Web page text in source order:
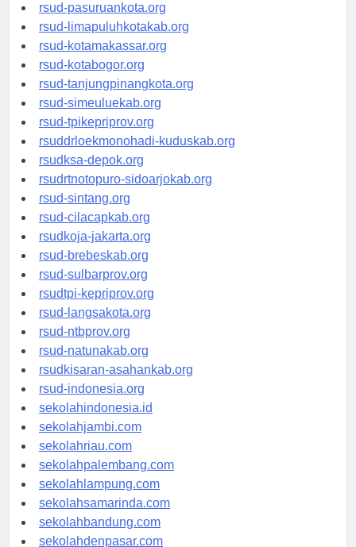
rsud-pasuruankota.org
rsud-limapuluhkotakab.org
rsud-kotamakassar.org
rsud-kotabogor.org
rsud-tanjungpinangkota.org
rsud-simeuluekab.org
rsud-tpikepriprov.org
rsuddrloekmonohadi-kuduskab.org
rsudksa-depok.org
rsudrtnotopuro-sidoarjokab.org
rsud-sintang.org
rsud-cilacapkab.org
rsudkoja-jakarta.org
rsud-brebeskab.org
rsud-sulbarprov.org
rsudtpi-kepriprov.org
rsud-langsakota.org
rsud-ntbprov.org
rsud-natunakab.org
rsudkisaran-asahankab.org
rsud-indonesia.org
sekolahindonesia.id
sekolahjambi.com
sekolahriau.com
sekolahpalembang.com
sekolahlampung.com
sekolahsamarinda.com
sekolahbandung.com